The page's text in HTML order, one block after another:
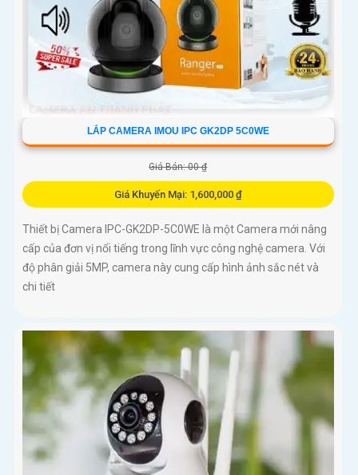
LẮP CAMERA IMOU IPC GK2DP 5C0WE
Giá Bán: 00 ₫
Giá Khuyến Mại: 1,600,000 ₫
Thiết bị Camera IPC-GK2DP-5C0WE là một Camera mới nâng
cấp của đơn vị nổi tiếng trong lĩnh vực công nghệ camera. Với
độ phân giải 5MP, camera này cung cấp hình ảnh sắc nét và
chi tiết